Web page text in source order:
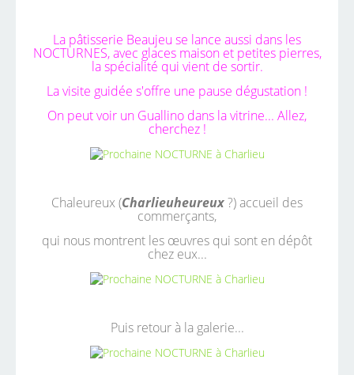
La pâtisserie Beaujeu se lance aussi dans les
NOCTURNES, avec glaces maison et petites pierres,
la spécialité qui vient de sortir.
La visite guidée s'offre une pause dégustation !
On peut voir un Guallino dans la vitrine... Allez,
cherchez !
Chaleureux (Charlieuheureux?) accueil des
commerçants,
qui nous montrent les œuvres qui sont en dépôt
chez eux...
Puis retour à la galerie...